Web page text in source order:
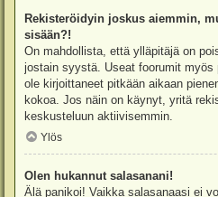
Rekisteröidyin joskus aiemmin,
sisään?!
On mahdollista, että ylläpitäjä on
jostain syystä. Useat foorumit
ole kirjoittaneet pitkään aikaan
kokoa. Jos näin on käynyt, yritä
keskusteluun aktiivisemmin.
Ylös
Olen hukannut salasanani!
Älä panikoi! Vaikka salasanaasi ei